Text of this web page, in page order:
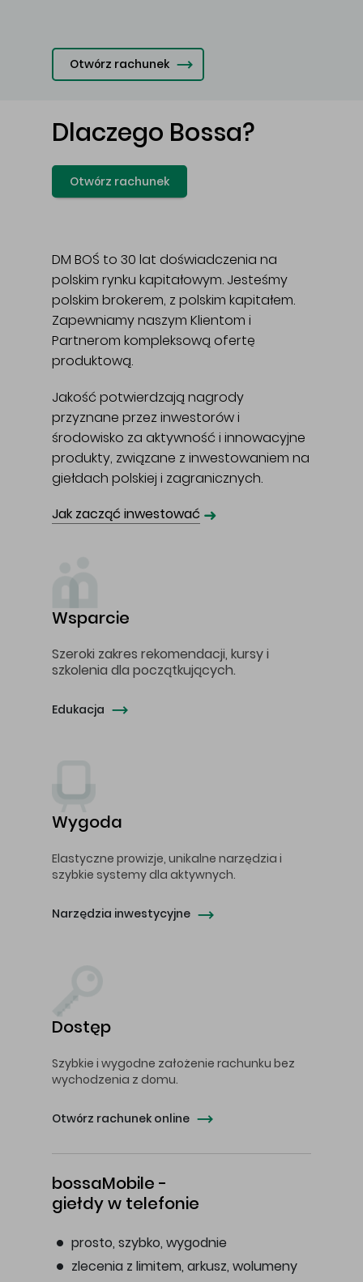
Otwórz rachunek
Dlaczego Bossa?
Otwórz rachunek
DM BOŚ to 30 lat doświadczenia na
polskim rynku kapitałowym. Jesteśmy
polskim brokerem, z polskim kapitałem.
Zapewniamy naszym Klientom i
Partnerom kompleksową ofertę
produktową.
Jakość potwierdzają nagrody
przyznane przez inwestorów i
środowisko za aktywność i innowacyjne
produkty, związane z inwestowaniem na
giełdach polskiej i zagranicznych.
Jak zacząć inwestować ➜
Wsparcie
Szeroki zakres rekomendacji, kursy i
szkolenia dla początkujących.
Edukacja
Wygoda
Elastyczne prowizje, unikalne narzędzia i
szybkie systemy dla aktywnych.
Narzędzia inwestycyjne
Dostęp
Szybkie i wygodne założenie rachunku bez
wychodzenia z domu.
Otwórz rachunek online
bossaMobile -
giełdy w telefonie
prosto, szybko, wygodnie
zlecenia z limitem, arkusz, wolumeny